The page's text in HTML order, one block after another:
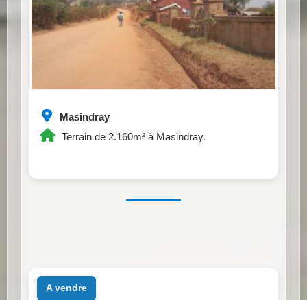
Masindray
Terrain de 2.160m² à Masindray.
a vendre